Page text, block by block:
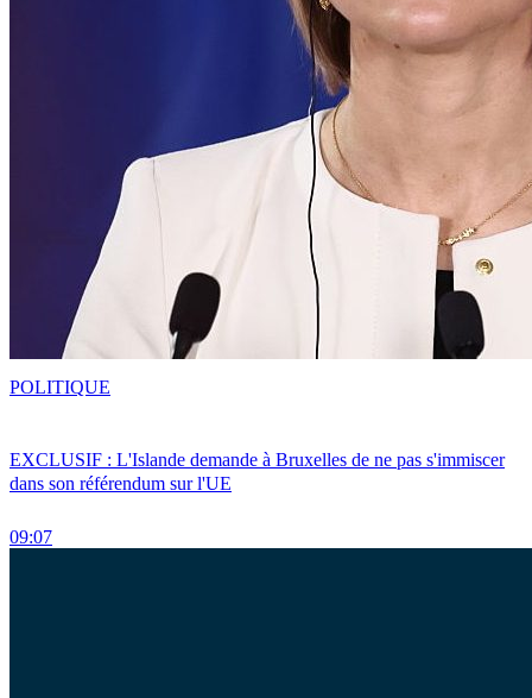
EXCLUSIF : L'Islande demande à Bruxelles de ne pas s'immiscer
dans son référendum sur l'UE
09:07
POLITIQUE